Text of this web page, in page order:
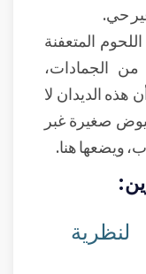
حي.
المتعفنة
من الجمادات،
هذه الديدان لا
صغيرة غبر
ويضعها هنا.